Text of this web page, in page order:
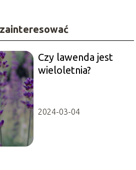
Czy lawenda jest
wieloletnia?
2024-03-04